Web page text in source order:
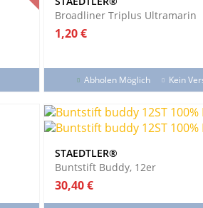
Broadliner Triplus Ultramarin
Preis
1,20 €
Abholen Möglich Kein
STAEDTLER®
Buntstift Buddy, 12er
Preis
30,40 €